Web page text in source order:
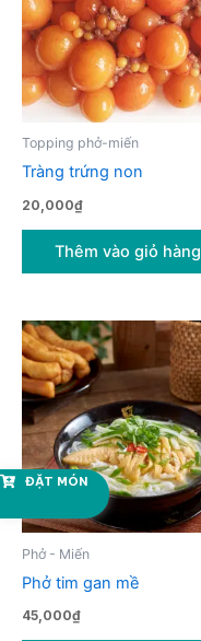
Topping phở-miến
Tràng trứng non
20,000₫
Thêm vào giỏ hàng
Phở - Miến
Phở tim gan mề
45,000₫
ĐẶT MÓN